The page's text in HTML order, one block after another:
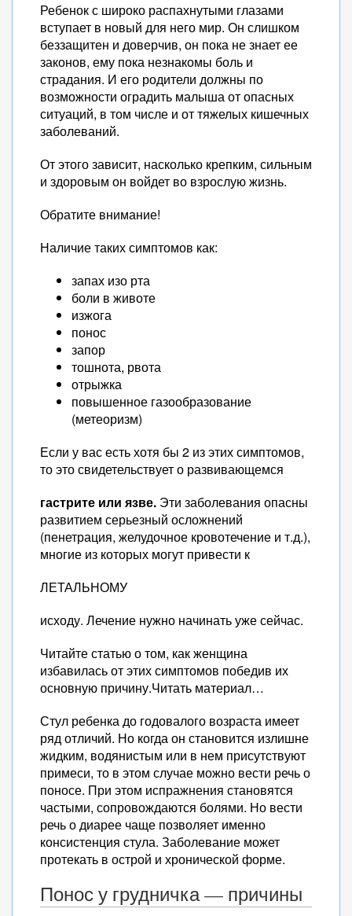
Ребенок с широко распахнутыми глазами
вступает в новый для него мир. Он слишком
беззащитен и доверчив, он пока не знает ее
законов, ему пока незнакомы боль и
страдания. И его родители должны по
возможности оградить малыша от опасных
ситуаций, в том числе и от тяжелых кишечных
заболеваний.
От этого зависит, насколько крепким, сильным
и здоровым он войдет во взрослую жизнь.
Обратите внимание!
Наличие таких симптомов как:
запах изо рта
боли в животе
изжога
понос
запор
тошнота, рвота
отрыжка
повышенное газообразование
(метеоризм)
Если у вас есть хотя бы 2 из этих симптомов,
то это свидетельствует о развивающемся
гастрите или язве. Эти заболевания опасны
развитием серьезный осложнений
(пенетрация, желудочное кровотечение и т.д.),
многие из которых могут привести к
ЛЕТАЛЬНОМУ
исходу. Лечение нужно начинать уже сейчас.
Читайте статью о том, как женщина
избавилась от этих симптомов победив их
основную причину.Читать материал…
Стул ребенка до годовалого возраста имеет
ряд отличий. Но когда он становится излишне
жидким, водянистым или в нем присутствуют
примеси, то в этом случае можно вести речь о
поносе. При этом испражнения становятся
частыми, сопровождаются болями. Но вести
речь о диарее чаще позволяет именно
консистенция стула. Заболевание может
протекать в острой и хронической форме.
Понос у грудничка — причины